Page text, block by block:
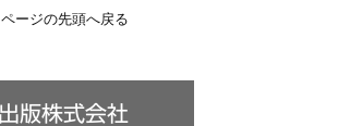
ページの先頭へ戻る